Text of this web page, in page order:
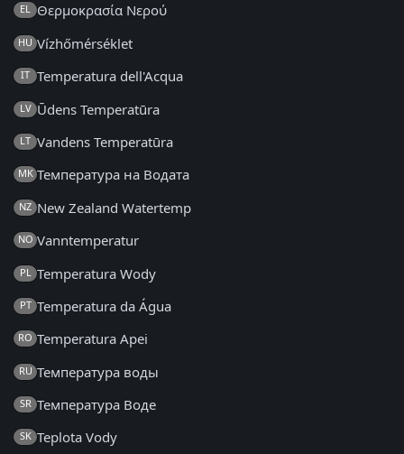
EL Θερμοκρασία Νερού
HU Vízhőmérséklet
IT Temperatura dell'Acqua
LV Ūdens Temperatūra
LT Vandens Temperatūra
MK Температура на Водата
NZ New Zealand Watertemp
NO Vanntemperatur
PL Temperatura Wody
PT Temperatura da Água
RO Temperatura Apei
RU Температура воды
SR Температура Воде
SK Teplota Vody